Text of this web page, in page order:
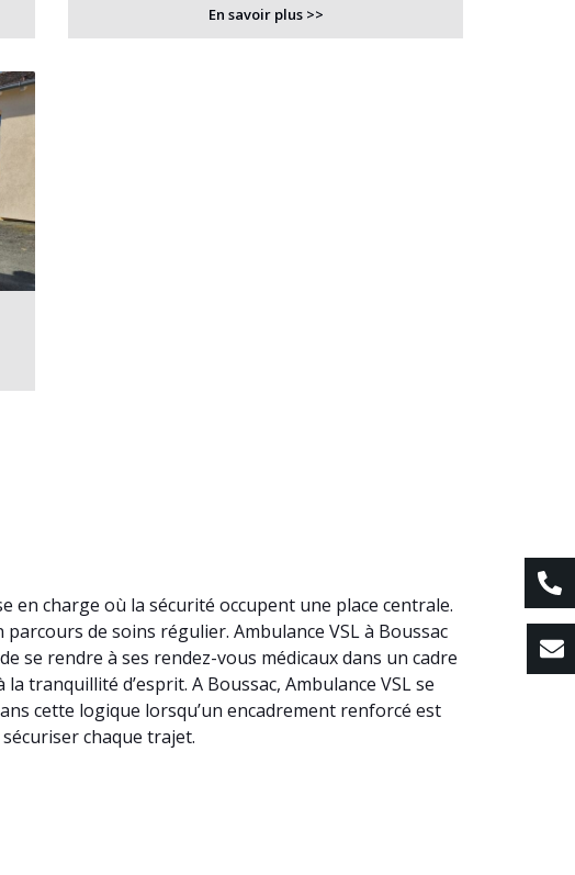
En savoir plus >>
en charge où la sécurité occupent une place centrale.
de soins régulier. Ambulance VSL à Boussac
se rendre à ses rendez-vous médicaux dans un cadre
tranquillité d’esprit. A Boussac, Ambulance VSL se
cette logique lorsqu’un encadrement renforcé est
chaque trajet.